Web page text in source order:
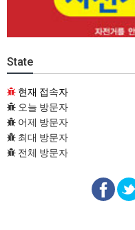
State
현재 접속자
오늘 방문자
어제 방문자
최대 방문자
전체 방문자